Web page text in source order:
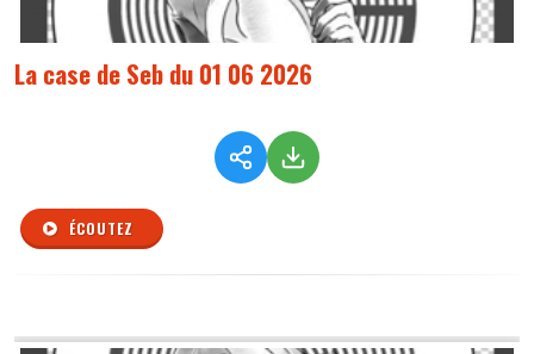
La case de Seb du 01 06 2026
ÉCOUTEZ